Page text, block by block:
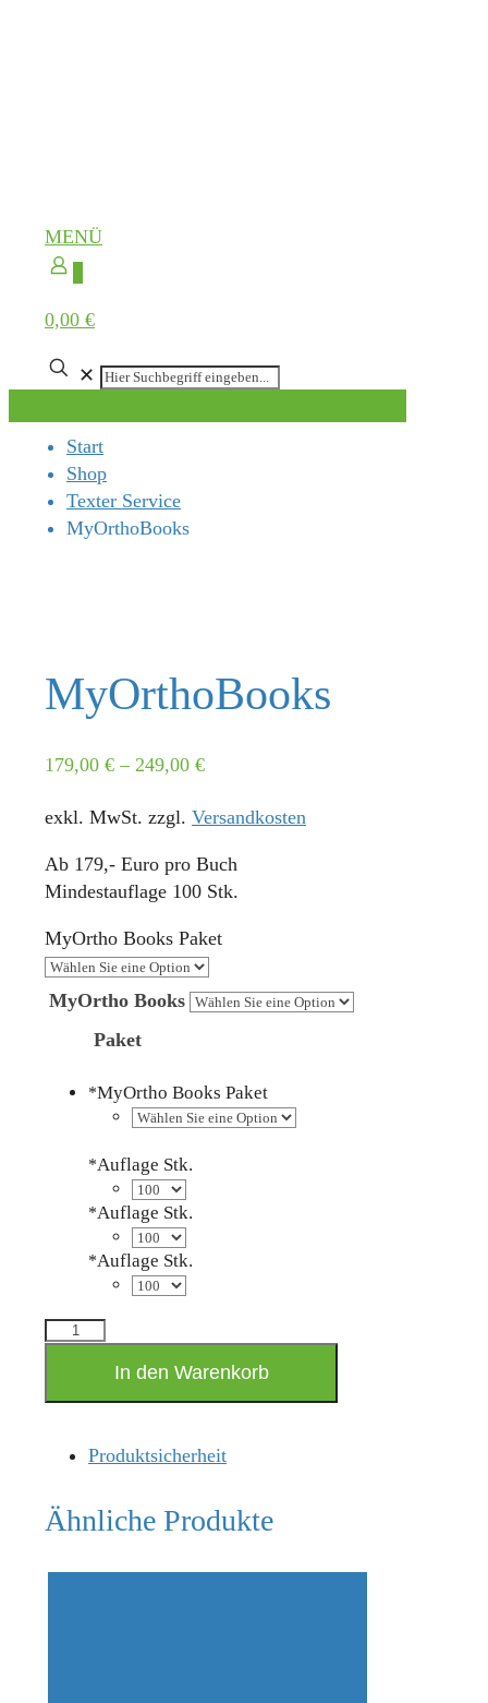
MENÜ
0,00 €
✕
Start
Shop
Texter Service
MyOrthoBooks
MyOrthoBooks
179,00 € – 249,00 €
exkl. MwSt. zzgl. Versandkosten
Ab 179,- Euro pro Buch
Mindestauflage 100 Stk.
MyOrtho Books Paket
MyOrtho Books
Paket
*MyOrtho Books Paket
*Auflage Stk.
*Auflage Stk.
*Auflage Stk.
MyOrthoBooks
In den Warenkorb
Produktsicherheit
Ähnliche Produkte